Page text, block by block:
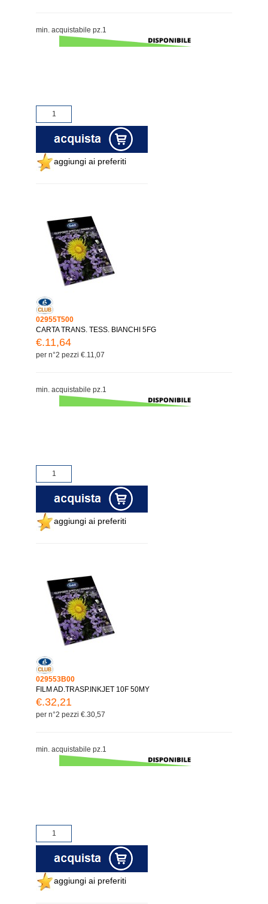
min. acquistabile pz.1
aggiungi ai preferiti
02955T500
CARTA TRANS. TESS. BIANCHI 5FG
€.11,64
per n°2 pezzi €.11,07
min. acquistabile pz.1
aggiungi ai preferiti
029553B00
FILM AD.TRASP.INKJET 10F 50MY
€.32,21
per n°2 pezzi €.30,57
min. acquistabile pz.1
aggiungi ai preferiti